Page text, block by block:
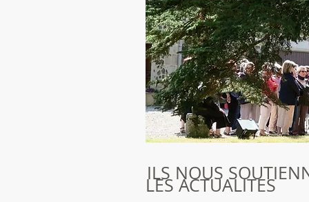
LES ACTUALITES
ILS NOUS